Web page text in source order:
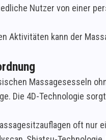
Nutzer von einer
Aktivitäten kann der
Massagesesseln
Die 4D-Technologie
oft nur